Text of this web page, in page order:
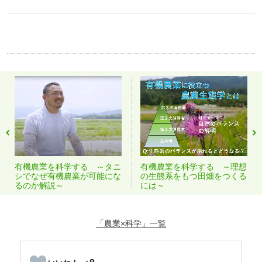
有機農業を科学する ～タニ
シでなぜ有機農業が可能にな
るのか解説～
有機農業を科学する ～理想
の生態系をもつ田畑をつくる
には～
「農業×科学」